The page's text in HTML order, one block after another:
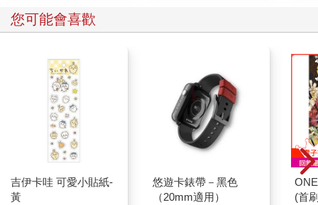
入了維卡幣，推著其單枚市值從零歐飆升到五點九五歐──跟她的
預測分毫不差。館內幾百人已是百萬富翁，就因為她的眼光神
但如今她告訴他們，我們有了點問題。很顯然，維卡幣擴張得太
大又太快，搞得她已經沒有錢幣可賣。
「我們可以靠現有的這些成為世界上最大的加密貨幣嗎？」茹雅
似問非問地說著。
「可以！」有人從座位的Z排大喊。那確定到不行的聲音，大聲到
站在高高的舞台上的茹雅，都聽得一清二楚。
「不，我們不行。」茹雅說。讓她懸著一顆心的時刻來了。
「（我們要）創造一個比誰都大的貨幣……我們要把規模增加到
一千兩百億顆。」
她放慢了速度強調那一湯匙糖，好藉此模糊這一戲劇性──而且在
您可能會喜歡
吉伊卡哇 可愛小貼紙-
黃
悠遊卡錶帶－黑色
（20mm適用）
(首